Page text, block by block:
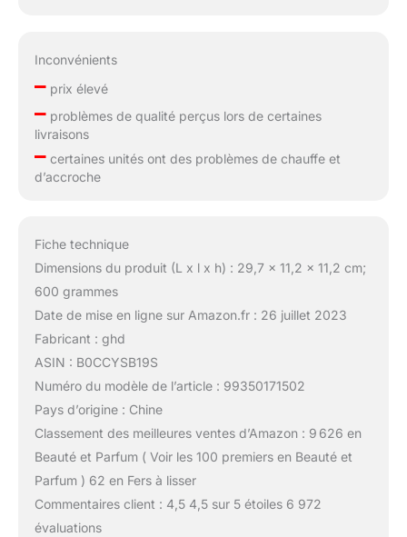
Inconvénients
–prix élevé
–problèmes de qualité perçus lors de certaines
livraisons
–certaines unités ont des problèmes de chauffe et
d’accroche
Fiche technique
Dimensions du produit (L x l x h) : 29,7 x 11,2 x 11,2 cm;
600 grammes
Date de mise en ligne sur Amazon.fr : 26 juillet 2023
Fabricant : ghd
ASIN : B0CCYSB19S
Numéro du modèle de l’article : 99350171502
Pays d’origine : Chine
Classement des meilleures ventes d’Amazon : 9 626 en
Beauté et Parfum ( Voir les 100 premiers en Beauté et
Parfum ) 62 en Fers à lisser
Commentaires client : 4,5 4,5 sur 5 étoiles 6 972
évaluations